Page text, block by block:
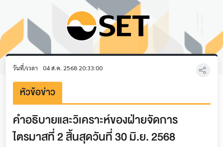
วันที่/เวลา 04 ส.ค. 2568 20:33:00
หัวข้อข่าว
คำอธิบายและวิเคราะห์ของฝ่ายจัดการ
ไตรมาสที่ 2 สิ้นสุดวันที่ 30 มิ.ย. 2568